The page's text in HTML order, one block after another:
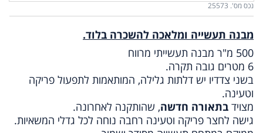
נכס מס'. 25573
מבנה תעשייה ומלאכה להשכרה בלוד.
500 מ"ר מבנה תעשייתי מרווח
6 מטרים גובה תקרה.
בשני צדדיו יש דלתות גלילה, המותאמות לתפעול פריקה
וטעינה.
מצויד בתאורה חדשה, שהותקנה לאחרונה.
גישה לחצר פריקה וטעינה רחבה נוחה לכל גדלי המשאיות.